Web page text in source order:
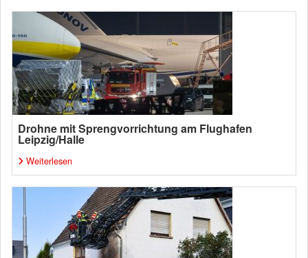
Drohne mit Sprengvorrichtung am Flughafen
Leipzig/Halle
Weiterlesen